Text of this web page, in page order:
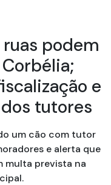
podem
e
tutores
um cão com tutor
e alerta que
multa prevista na